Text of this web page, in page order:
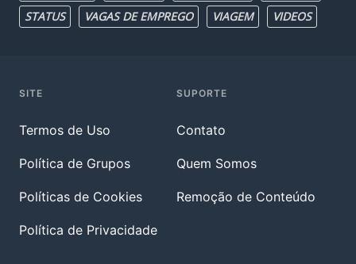
STATUS
VAGAS DE EMPREGO VIAGEM VIDEOS
SITE
Termos de Uso
Política de Grupos
Políticas de Cookies
Política de Privacidade
SUPORTE
Contato
Quem Somos
Remoção de Conteúdo